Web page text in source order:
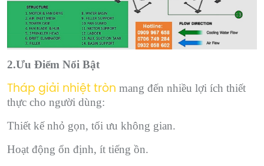
2.Ưu Điểm Nổi Bật
Tháp giải nhiệt tròn mang đến nhiều lợi ích thiết
thực cho người dùng:
Thiết kế nhỏ gọn, tối ưu không gian.
Hoạt động ổn định, ít tiếng ồn.